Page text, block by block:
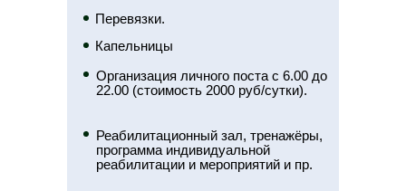
Организация личного поста с 6.00 до
22.00 (стоимость 2000 руб/сутки).
Перевязки.
Капельницы
Реабилитационный зал, тренажёры,
программа индивидуальной
реабилитации и мероприятий и пр.